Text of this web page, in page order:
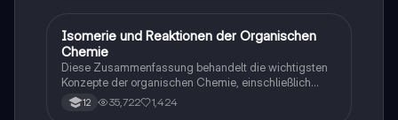
vorbereiten oder ihr Wissen vertiefen möchten.
Chemie
Isomerie und Reaktionen der Organischen
Chemie
Diese Zusammenfassung behandelt die wichtigsten
Konzepte der organischen Chemie, einschließlich
Isomerie, Reaktionsmechanismen,
Nachweisreaktionen für Aldehyde, Alkohole und
12 35,722 1,424